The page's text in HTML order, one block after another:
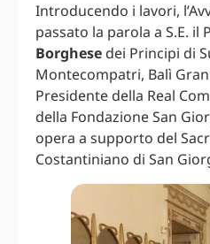
Introducendo i lavori,
passato la parola a S.E. il
Borghese dei Principi di
Montecompatri, Balì
Presidente della Real
della Fondazione San
opera a supporto del
Costantiniano di San